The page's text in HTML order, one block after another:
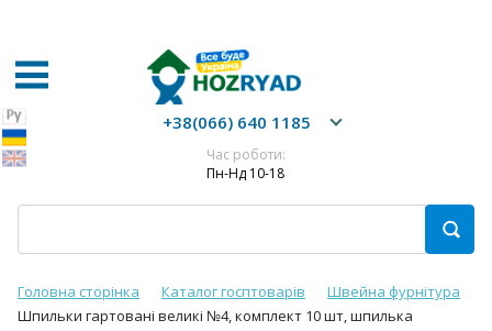
+38(066) 640 1185
Час роботи:
Пн-Нд 10-18
Головна сторінка Каталог госптоварів
Швейна фурнітура
Шпильки гартовані великі №4, комплект 10 шт, шпилька